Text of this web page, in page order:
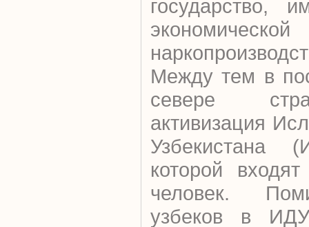
государство,
Между тем в
севере
активизация
Узбекистана
которой
человек.
узбеков в